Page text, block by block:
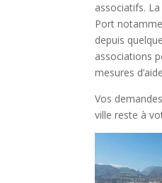
associatifs.
Port
depuis
associations
mesures
Vos
ville reste à